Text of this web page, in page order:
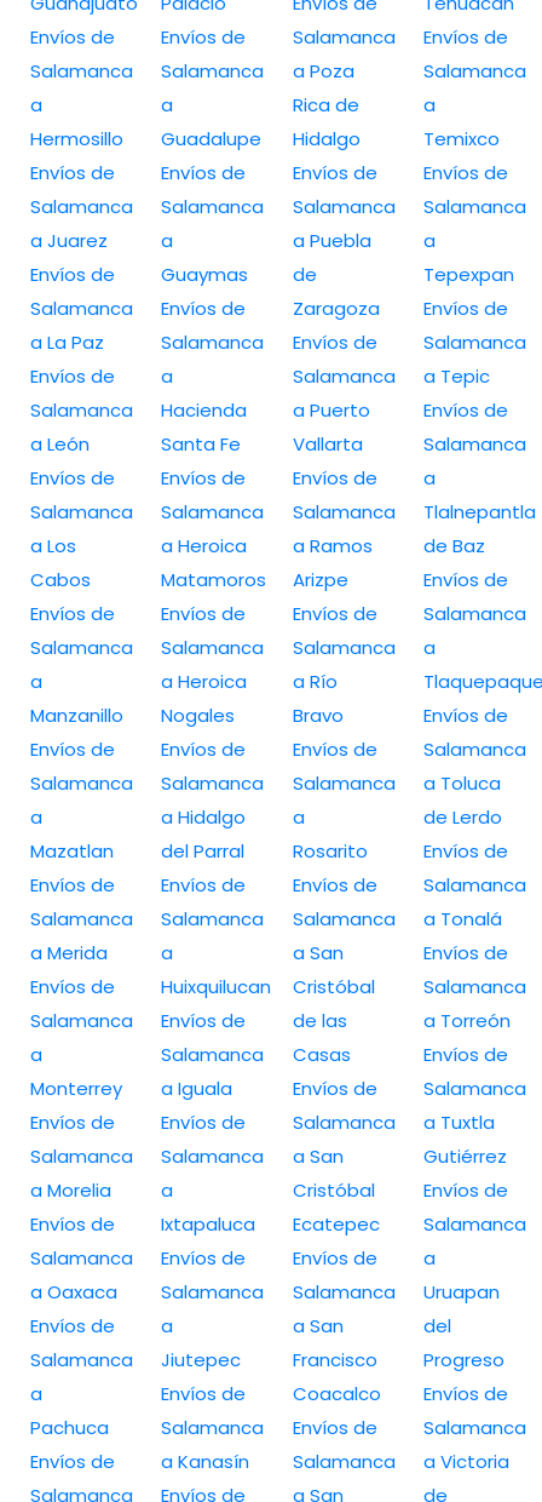
Envíos de
Salamanca
a
Hermosillo
Envíos de
Salamanca
a Juarez
Envíos de
Salamanca
a La Paz
Envíos de
Salamanca
a León
Envíos de
Salamanca
a Los
Cabos
Envíos de
Salamanca
a
Manzanillo
Envíos de
Salamanca
a
Mazatlan
Envíos de
Salamanca
a Merida
Envíos de
Salamanca
a
Monterrey
Envíos de
Salamanca
a Morelia
Envíos de
Salamanca
a Oaxaca
Envíos de
Salamanca
a
Pachuca
Envíos de
Salamanca
Envíos de
Salamanca
a
Guadalupe
Envíos de
Salamanca
a
Guaymas
Envíos de
Salamanca
a
Hacienda
Santa Fe
Envíos de
Salamanca
a Heroica
Matamoros
Envíos de
Salamanca
a Heroica
Nogales
Envíos de
Salamanca
a Hidalgo
del Parral
Envíos de
Salamanca
a
Huixquilucan
Envíos de
Salamanca
a Iguala
Envíos de
Salamanca
a
Ixtapaluca
Envíos de
Salamanca
a
Jiutepec
Envíos de
Salamanca
a Kanasín
Envíos de
Salamanca
a Poza
Rica de
Hidalgo
Envíos de
Salamanca
a Puebla
de
Zaragoza
Envíos de
Salamanca
a Puerto
Vallarta
Envíos de
Salamanca
a Ramos
Arizpe
Envíos de
Salamanca
a Río
Bravo
Envíos de
Salamanca
a
Rosarito
Envíos de
Salamanca
a San
Cristóbal
de las
Casas
Envíos de
Salamanca
a San
Cristóbal
Ecatepec
Envíos de
Salamanca
a San
Francisco
Coacalco
Envíos de
Salamanca
a San
Envíos de
Salamanca
a
Temixco
Envíos de
Salamanca
a
Tepexpan
Envíos de
Salamanca
a Tepic
Envíos de
Salamanca
a
Tlalnepantla
de Baz
Envíos de
Salamanca
a
Envíos de
Salamanca
a Toluca
de Lerdo
Envíos de
Salamanca
a Tonalá
Envíos de
Salamanca
a Torreón
Envíos de
Salamanca
a Tuxtla
Gutiérrez
Envíos de
Salamanca
a
Uruapan
del
Progreso
Envíos de
Salamanca
a Victoria
de